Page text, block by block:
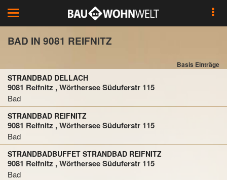
Toggle
navigation
BAD IN 9081 REIFNITZ
Basis Einträge
STRANDBAD DELLACH
9081 Reifnitz , Wörthersee Süduferstr 115
Bad
STRANDBAD REIFNITZ
9081 Reifnitz , Wörthersee Süduferstr 115
Bad
STRANDBADBUFFET STRANDBAD REIFNITZ
9081 Reifnitz , Wörthersee Süduferstr 115
Bad